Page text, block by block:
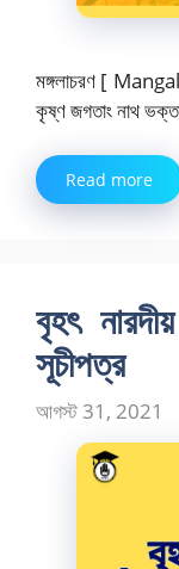
মঙ্গলাচরণ [
কৃষ্ণ জগতাং নাথ
Read more
বৃহৎ
সূচীপত্র
আগস্ট 31, 2021